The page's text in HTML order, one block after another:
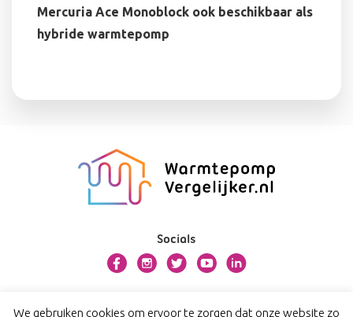
Mercuria Ace Monoblock ook beschikbaar als
hybride warmtepomp
Socials
We gebruiken cookies om ervoor te zorgen dat onze website zo